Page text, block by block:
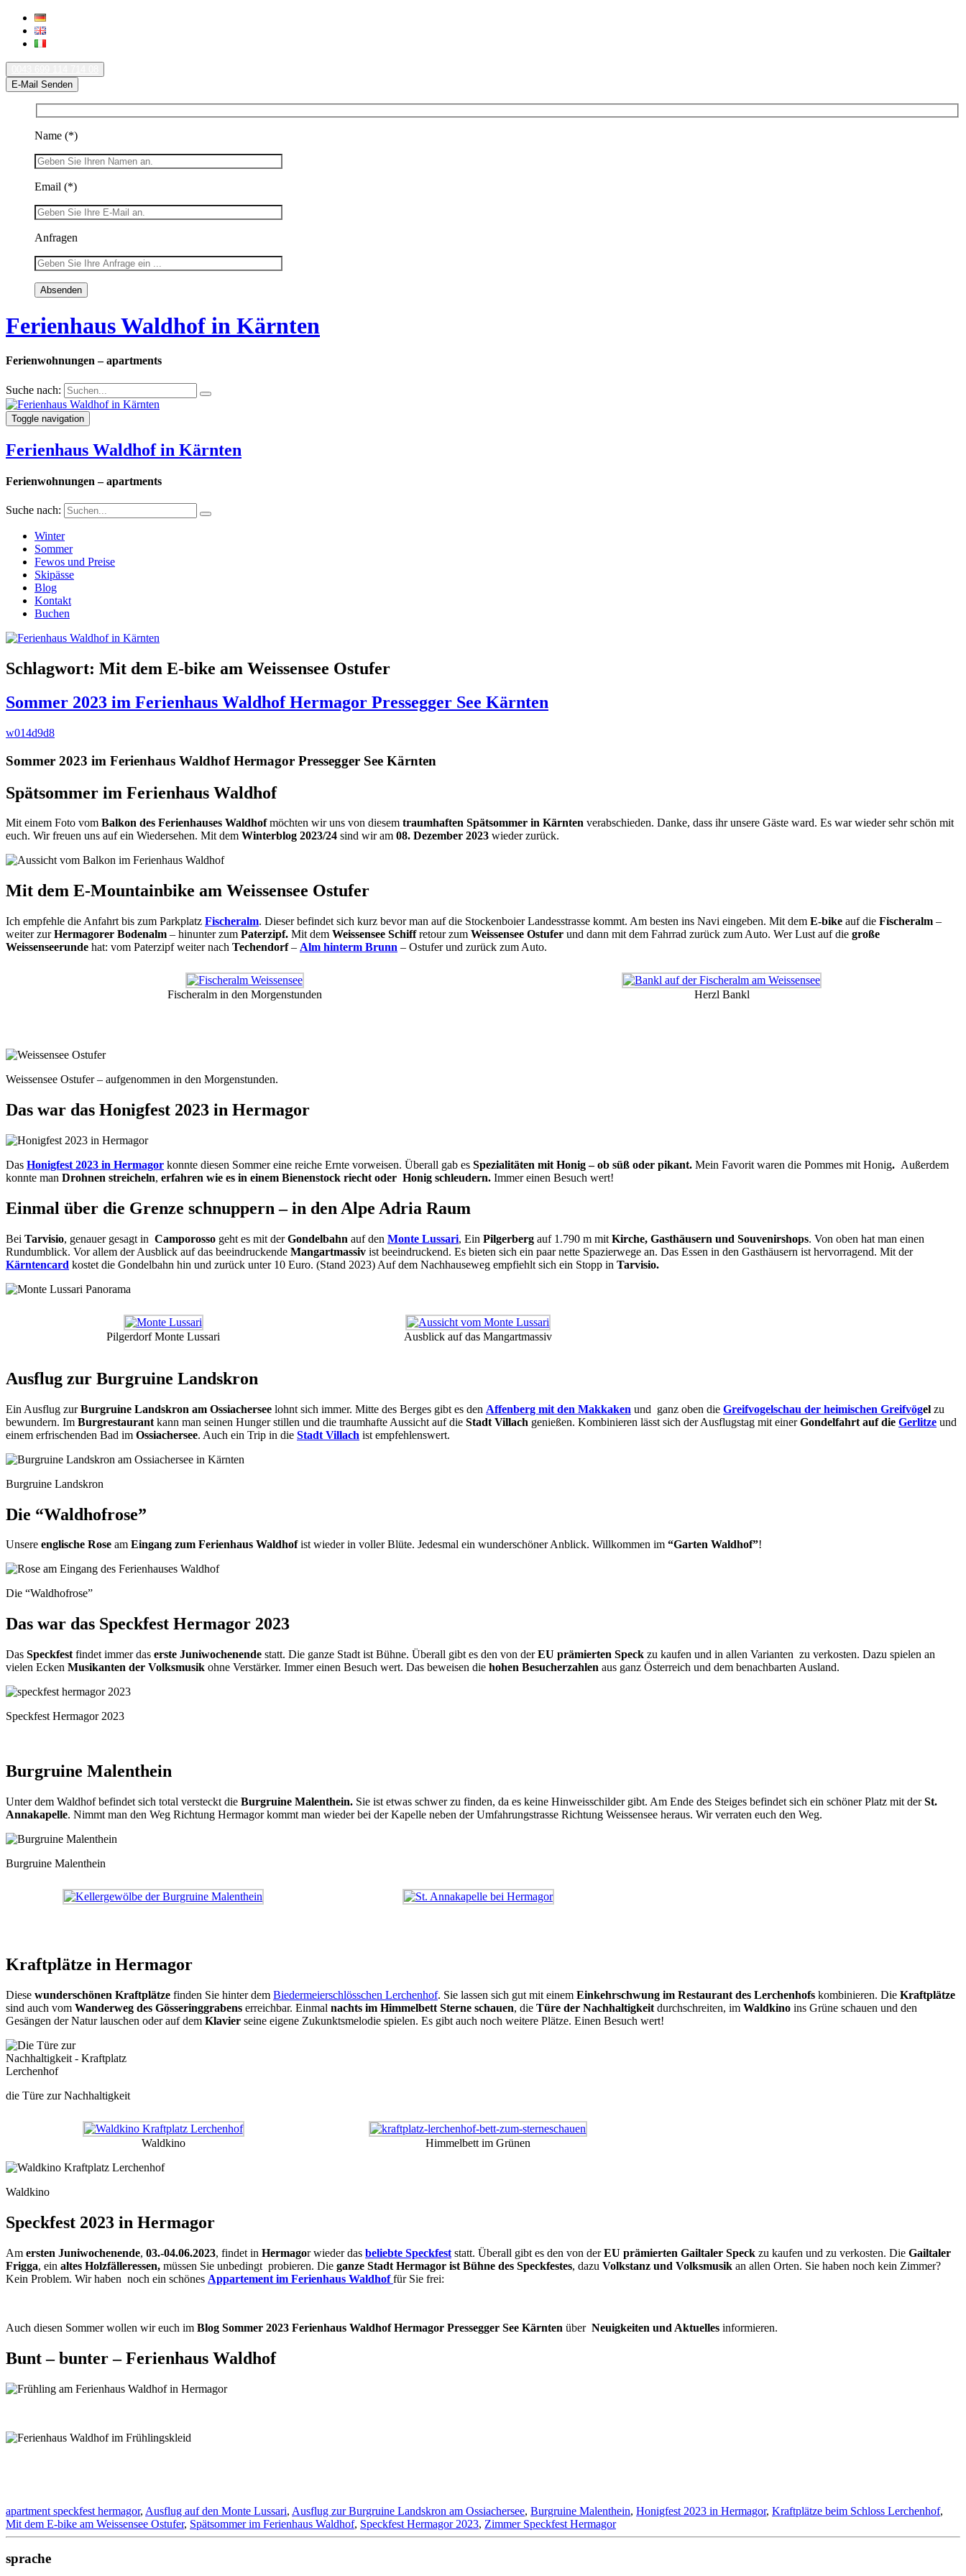
E-Mail Senden
Name (*)
Email (*)
Anfragen
Ferienhaus Waldhof in Kärnten
Ferienwohnungen – apartments
Suche nach:
Toggle navigation
Ferienhaus Waldhof in Kärnten
Ferienwohnungen – apartments
Suche nach:
Winter
Sommer
Fewos und Preise
Skipässe
Blog
Kontakt
Buchen
Schlagwort: Mit dem E-bike am Weissensee Ostufer
Sommer 2023 im Ferienhaus Waldhof Hermagor Pressegger See Kärnten
w014d9d8
Sommer 2023 im Ferienhaus Waldhof Hermagor Pressegger See Kärnten
Spätsommer im Ferienhaus Waldhof
Mit einem Foto vom Balkon des Ferienhauses Waldhofmöchten wir uns von diesem traumhaften Spätsommer in Kärnten verabschieden. Danke, dass ihr unsere Gäste ward. Es war wieder sehr schön mit
euch. Wir freuen uns auf ein Wiedersehen. Mit dem Winterblog 2023/24 sind wir am 08. Dezember 2023 wieder zurück.
Mit dem E-Mountainbike am Weissensee Ostufer
Ich empfehle die Anfahrt bis zum Parkplatz Fischeralm. Dieser befindet sich kurz bevor man auf die Stockenboier Landesstrasse kommt. Am besten ins Navi eingeben. Mit dem E-bike auf die Fischeralm –
weiter zurHermagorer Bodenalm – hinunter zum Paterzipf. Mit dem Weissensee Schiffretour zum Weissensee Ostufer und dann mit dem Fahrrad zurück zum Auto. Wer Lust auf die große
Weissenseerunde hat: vom Paterzipf weiter nach Techendorf– Alm hinterm Brunn – Ostufer und zurück zum Auto.
Fischeralm in den Morgenstunden Herzl Bankl
Weissensee Ostufer – aufgenommen in den Morgenstunden.
Das war das Honigfest 2023 in Hermagor
Das Honigfest 2023 in Hermagor konnte diesen Sommer eine reiche Ernte vorweisen. Überall gab es Spezialitäten mit Honig – ob süß oder pikant. Mein Favorit waren die Pommes mit Honig. Außerdem
konnte man Drohnen streicheln, erfahren wie es in einem Bienenstock riecht oder Honig schleudern. Immer einen Besuch wert!
Einmal über die Grenze schnuppern – in den Alpe Adria Raum
Bei Tarvisio, genauer gesagt in Camporosso geht es mit derGondelbahn auf den Monte Lussari, Ein Pilgerberg auf 1.790 m mit Kirche, Gasthäusern und Souvenirshops. Von oben hat man einen
Rundumblick. Vor allem der Ausblick auf das beeindruckende Mangartmassiv ist beeindruckend. Es bieten sich ein paar nette Spazierwege an. Das Essen in den Gasthäusern ist hervorragend. Mit der
Kärntencard kostet die Gondelbahn hin und zurück unter 10 Euro. (Stand 2023) Auf dem Nachhauseweg empfiehlt sich ein Stopp in Tarvisio.
Pilgerdorf Monte Lussari Ausblick auf das Mangartmassiv
Ausflug zur Burgruine Landskron
Ein Ausflug zurBurgruine Landskron am Ossiachersee lohnt sich immer. Mitte des Berges gibt es den Affenberg mit den Makkaken und ganz oben die Greifvogelschau der heimischen Greifvögel zu
bewundern. Im Burgrestaurant kann man seinen Hunger stillen und die traumhafte Aussicht auf die Stadt Villach genießen. Kombinieren lässt sich der Ausflugstag mit einerGondelfahrt auf die Gerlitze und
einem erfrischenden Bad im Ossiachersee. Auch ein Trip in die Stadt Villach ist empfehlenswert.
Burgruine Landskron
Die “Waldhofrose”
Unsere englische Rose am Eingang zum Ferienhaus Waldhofist wieder in voller Blüte. Jedesmal ein wunderschöner Anblick. Willkommen im “Garten Waldhof”!
Die “Waldhofrose”
Das war das Speckfest Hermagor 2023
Das Speckfest findet immer das erste Juniwochenende statt. Die ganze Stadt ist Bühne. Überall gibt es den von derEU prämierten Speck zu kaufen und in allen Varianten zu verkosten. Dazu spielen an
vielen Ecken Musikanten der Volksmusik ohne Verstärker. Immer einen Besuch wert. Das beweisen die hohen Besucherzahlen aus ganz Österreich und dem benachbarten Ausland.
Speckfest Hermagor 2023
Burgruine Malenthein
Unter dem Waldhof befindet sich total versteckt die Burgruine Malenthein. Sie ist etwas schwer zu finden, da es keine Hinweisschilder gibt. Am Ende des Steiges befindet sich ein schöner Platz mit derSt.
Annakapelle. Nimmt man den Weg Richtung Hermagor kommt man wieder bei der Kapelle neben der Umfahrungstrasse Richtung Weissensee heraus. Wir verraten euch den Weg.
Burgruine Malenthein
Kraftplätze in Hermagor
Diese wunderschönen Kraftplätze finden Sie hinter dem Biedermeierschlösschen Lerchenhof. Sie lassen sich gut mit einem Einkehrschwung im Restaurant des Lerchenhofs kombinieren. Die Kraftplätze
sind auch vom Wanderweg des Gösseringgrabens erreichbar. Einmal nachts im Himmelbett Sterne schauen, die Türe der Nachhaltigkeit durchschreiten, im Waldkino ins Grüne schauen und den
Gesängen der Natur lauschen oder auf dem Klavier seine eigene Zukunktsmelodie spielen. Es gibt auch noch weitere Plätze. Einen Besuch wert!
die Türe zur Nachhaltigkeit
Waldkino Himmelbett im Grünen
Waldkino
Speckfest 2023 in Hermagor
Am ersten Juniwochenende, 03.-04.06.2023, findet in Hermagor wieder das beliebte Speckfest statt. Überall gibt es den von derEU prämierten Gailtaler Speck zu kaufen und zu verkosten. Die Gailtaler
Frigga, ein altes Holzfälleressen, müssen Sie unbedingt probieren. Die ganze Stadt Hermagor ist Bühne des Speckfestes, dazu Volkstanz und Volksmusik an allen Orten. Sie haben noch kein Zimmer?
Kein Problem. Wir haben noch ein schönes Appartement im Ferienhaus Waldhof für Sie frei:
Auch diesen Sommer wollen wir euch im Blog Sommer 2023 Ferienhaus Waldhof Hermagor Pressegger See Kärnten über Neuigkeiten und Aktuelles informieren.
Bunt – bunter – Ferienhaus Waldhof
apartment speckfest hermagor, Ausflug auf den Monte Lussari, Ausflug zur Burgruine Landskron am Ossiachersee, Burgruine Malenthein, Honigfest 2023 in Hermagor, Kraftplätze beim Schloss Lerchenhof,
Mit dem E-bike am Weissensee Ostufer, Spätsommer im Ferienhaus Waldhof, Speckfest Hermagor 2023, Zimmer Speckfest Hermagor
sprache